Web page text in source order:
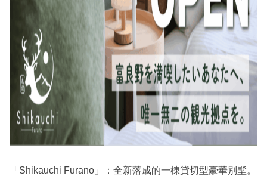
「Shikauchi Furano」：全新落成的一棟貸切型豪華別墅。